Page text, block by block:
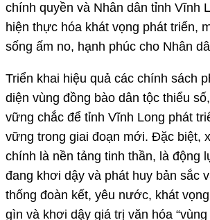
chính quyền và Nhân dân tỉnh Vĩnh
hiện thực hóa khát vọng phát triển,
sống ấm no, hạnh phúc cho Nhân
Triển khai hiệu quả các chính sách
diện vùng đồng bào dân tộc thiểu
vững chắc để tỉnh Vĩnh Long phát
vững trong giai đoạn mới. Đặc biệt,
chính là nền tảng tinh thần, là động
đang khơi dậy và phát huy bản sắc
thống đoàn kết, yêu nước, khát
gìn và khơi dậy giá trị văn hóa “vùng